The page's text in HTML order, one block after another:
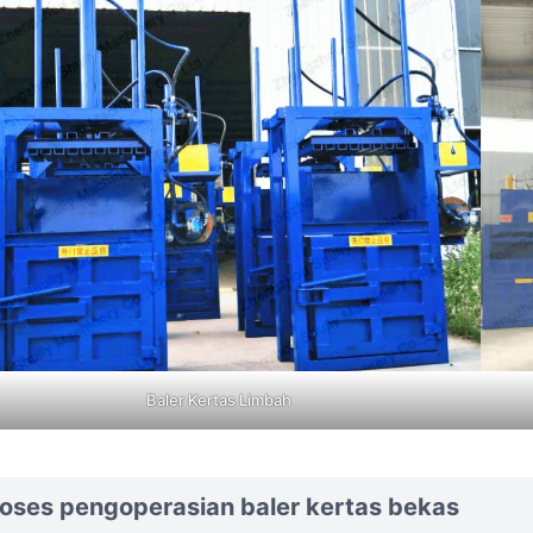
Baler Kertas Limbah
pengoperasian baler kertas bekas